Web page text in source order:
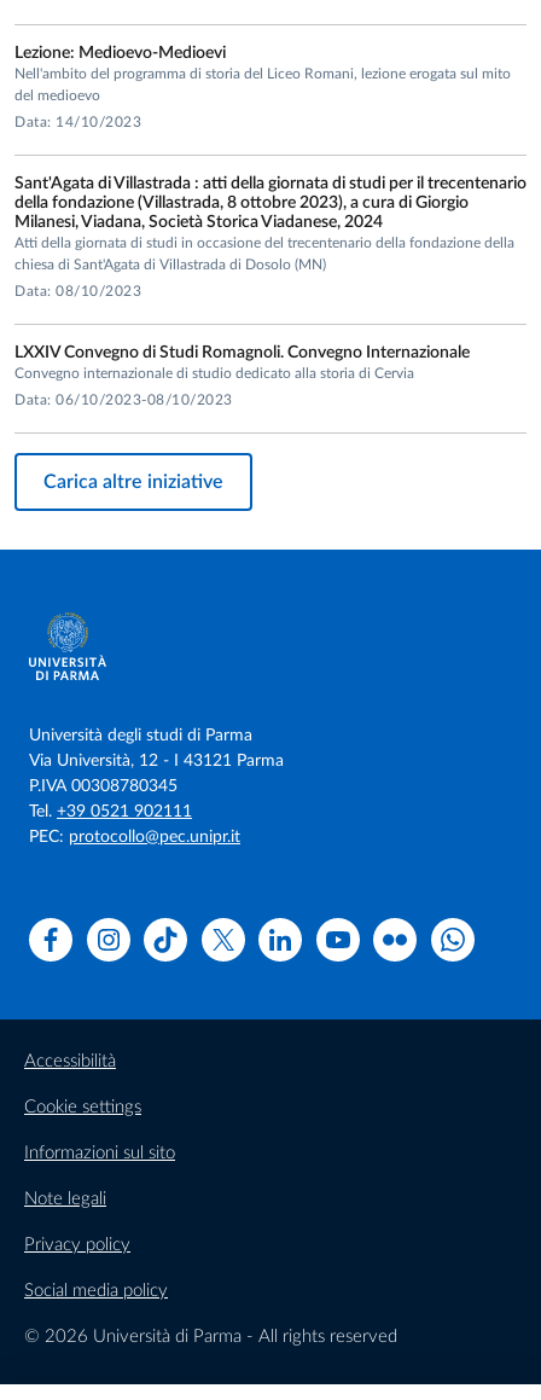
Lezione: Medioevo-Medioevi
Nell'ambito del programma di storia del Liceo Romani, lezione erogata sul mito
del medioevo
Data: 14/10/2023
Sant'Agata di Villastrada : atti della giornata di studi per il trecentenario
della fondazione (Villastrada, 8 ottobre 2023), a cura di Giorgio
Milanesi, Viadana, Società Storica Viadanese, 2024
Atti della giornata di studi in occasione del trecentenario della fondazione della
chiesa di Sant'Agata di Villastrada di Dosolo (MN)
Data: 08/10/2023
LXXIV Convegno di Studi Romagnoli. Convegno Internazionale
Convegno internazionale di studio dedicato alla storia di Cervia
Data: 06/10/2023-08/10/2023
Carica altre iniziative
Università degli studi di Parma
Via Università, 12 - I 43121 Parma
P.IVA 00308780345
Tel. +39 0521 902111
PEC: protocollo@pec.unipr.it
FacebookInstagramTikTok X LinkedinYoutubeFlickr
Accessibilità
Cookie settings
Informazioni sul sito
Note legali
Privacy policy
Social media policy
© 2026 Università di Parma - All rights reserved